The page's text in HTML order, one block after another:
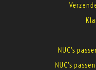
NUC's
NUC's